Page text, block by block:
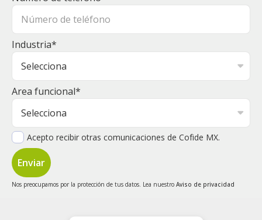
Industria*
Area funcional*
Acepto recibir otras comunicaciones de Cofide MX.
Nos preocupamos por la protección de tus datos. Lea nuestro Aviso de privacidad